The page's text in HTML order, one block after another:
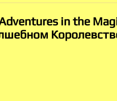
in the